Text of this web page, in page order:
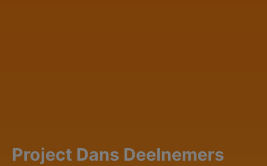
Project Dans Deelnemers